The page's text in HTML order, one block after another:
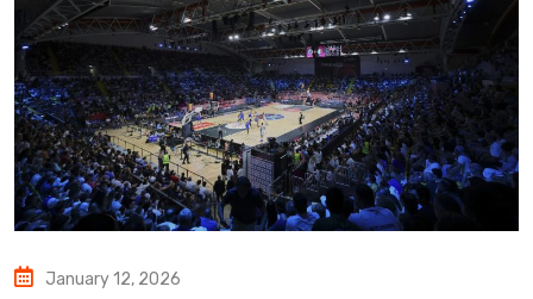
January 12, 2026